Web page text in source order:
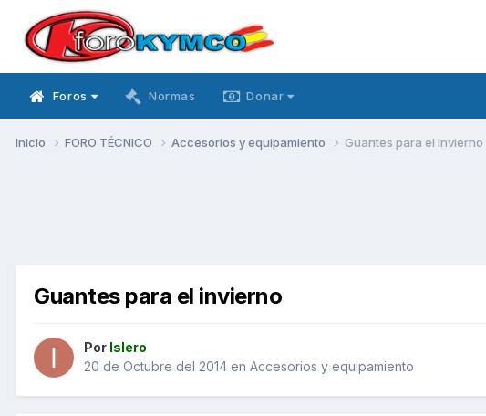
Foros Normas Donar
Inicio FORO TÉCNICO Accesorios y equipamiento Guantes para el invierno
Guantes para el invierno
Por Islero
20 de Octubre del 2014 en Accesorios y equipamiento